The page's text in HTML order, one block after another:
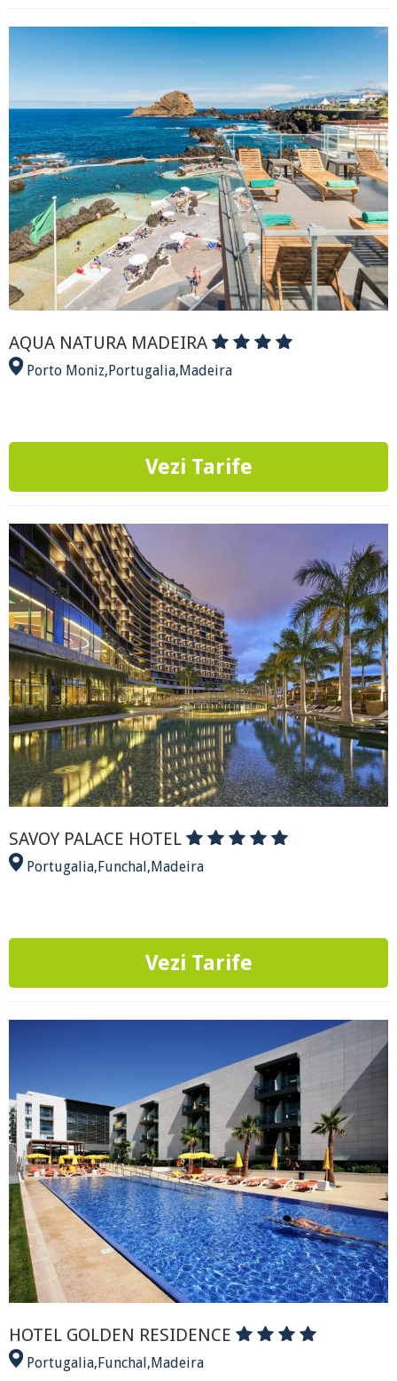
AQUA NATURA MADEIRA
Porto Moniz,Portugalia,Madeira
Vezi Tarife
SAVOY PALACE HOTEL
Portugalia,Funchal,Madeira
Vezi Tarife
HOTEL GOLDEN RESIDENCE
Portugalia, Funchal , Madeira